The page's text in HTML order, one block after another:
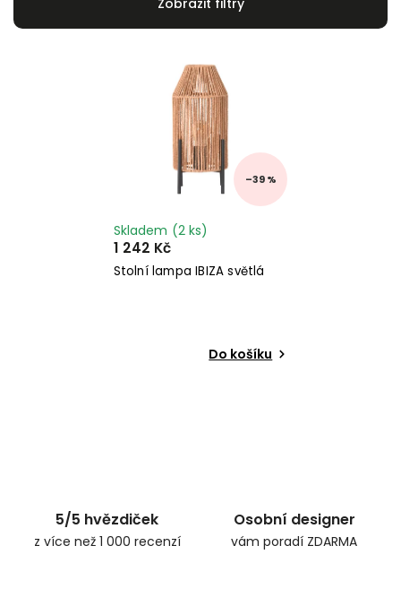
–39 %
Stolní lampa IBIZA světlá
Skladem (2 ks)
1 242 Kč
Do košíku
5/5 hvězdiček
z více než 1 000 recenzí
Osobní designer
vám poradí ZDARMA